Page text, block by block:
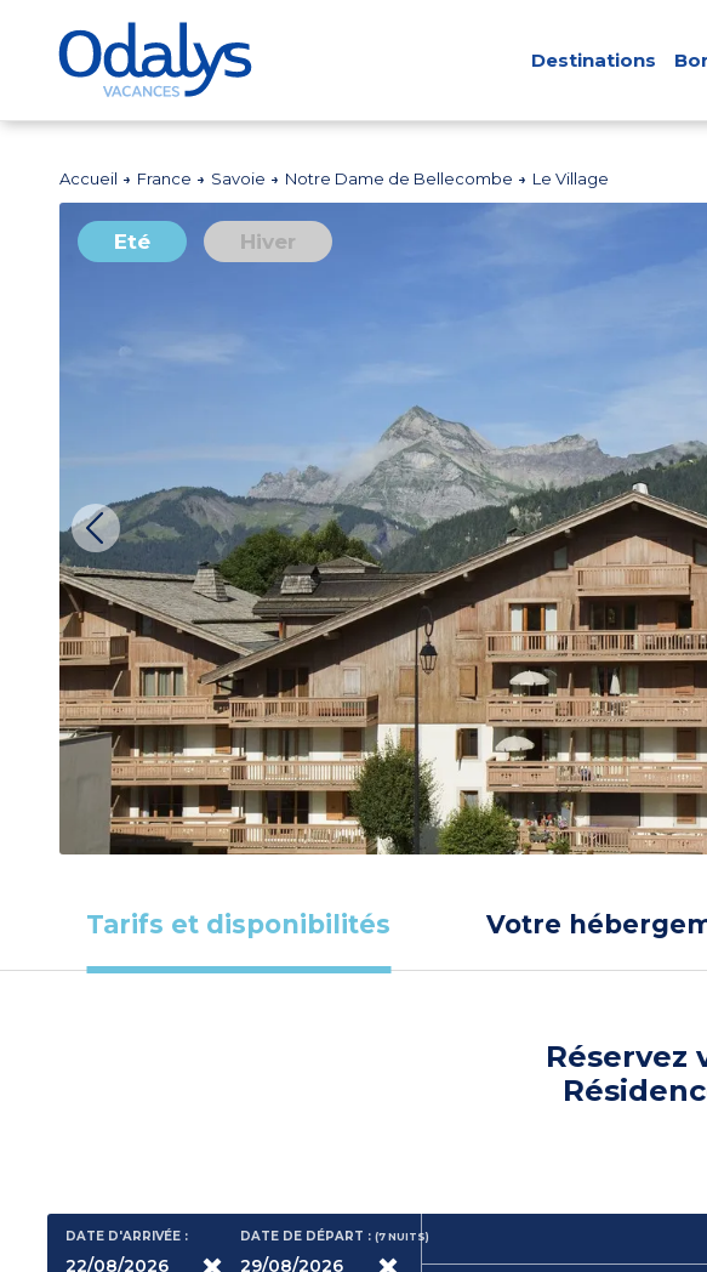
Destinations
Accueil France Savoie Notre Dame de Bellecombe Le Village
Eté Hiver
Tarifs et disponibilités Votre
Réservez
DATE D'ARRIVÉE : DATE DE DÉPART :(7NUITS)